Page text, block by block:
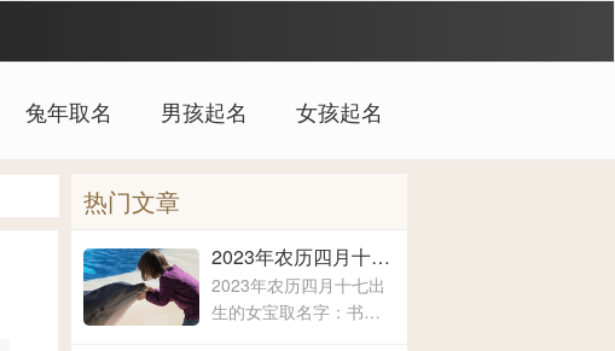
兔年取名 男孩起名 女孩起名
热门文章
2023年农历四月十七出生的女宝取名字 女宝宝名字大全2023属兔
2023年农历四月十七出
生的女宝取名字：书
淼、洛兮、淑丹、亚